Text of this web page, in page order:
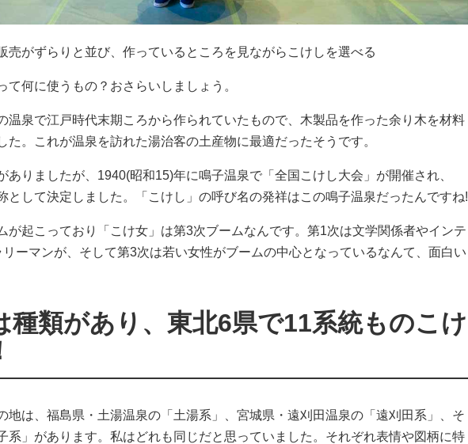
売がずらりと並び、作っているところを見ながらこけしを選べる
て何に使うもの？おさらいしましょう。
温泉で江戸時代末期ころから作られていたもので、木製品を作った余り木を材料
た。これが温泉を訪れた湯治客の土産物に最適だったそうです。
ありましたが、1940(昭和15)年に鳴子温泉で「全国こけし大会」が開催され、
として決定しました。「こけし」の呼び名の発祥はこの鳴子温泉だったんですね!
が起こっており「こけ女」は第3次ブームなんです。第1次は文学関係者やインテ
ーマンが、そして第3次は若い女性がブームの中心となっているなんて、面白い
種類があり、東北6県で11系統ものこけ
地は、福島県・土湯温泉の「土湯系」、宮城県・遠刈田温泉の「遠刈田系」、そ
系」があります。私はどれも同じだと思っていました。それぞれ表情や図柄に特